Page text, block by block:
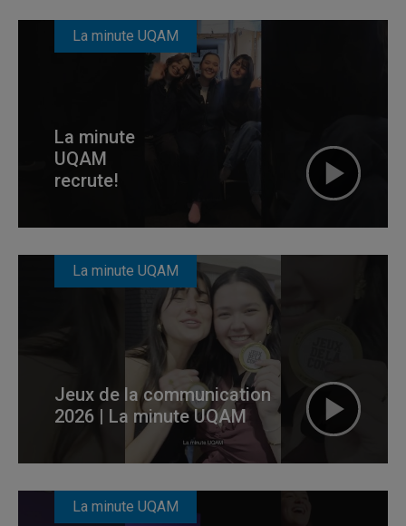
La minute UQAM
La minute
UQAM
recrute!
La minute UQAM
Jeux de la communication
2026 | La minute UQAM
La minute UQAM